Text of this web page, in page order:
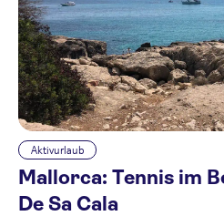
Aktivurlaub
Mallorca: Tennis im
De Sa Cala